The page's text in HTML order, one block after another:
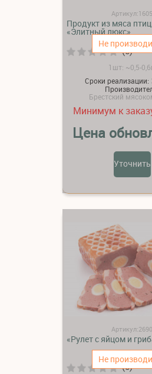
Не
Артикул:1605
Продукт из мяса
«Элитный люкс»
(0)
1шт: ~0,5-
Сроки реализации:
Брестский
Минимум к
Цена
Уточнить
Не
Артикул:2690
«Рулет с яйцом и
(0)